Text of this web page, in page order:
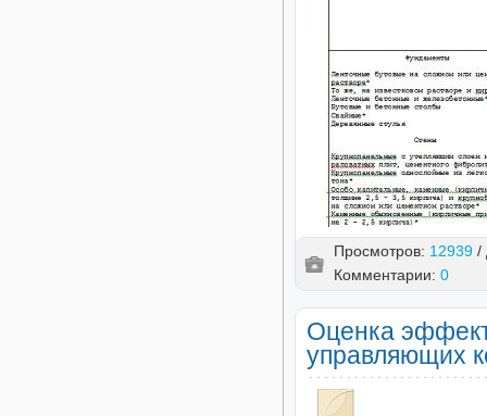
Просмотров: 12939 /
Комментарии: 0
Оценка
управляющих